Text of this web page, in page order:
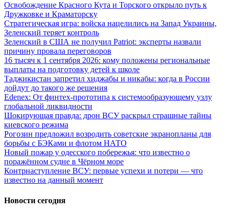
Освобождение Красного Кута и Торского открыло путь к
Дружковке и Краматорску
Стратегическая игра: войска нацелились на Запад Украины,
Зеленский теряет контроль
Зеленский в США не получил Patriot: эксперты назвали
причину провала переговоров
16 тысяч к 1 сентября 2026: кому положены региональные
выплаты на подготовку детей к школе
Таджикистан запретил хиджабы и никабы: когда в России
дойдут до такого же решения
Edenex: От финтех-прототипа к системообразующему узлу
глобальной ликвидности
Шокирующая правда: дрон ВСУ раскрыл страшные тайны
киевского режима
Рогозин предложил возродить советские экранопланы для
борьбы с БЭКами и флотом НАТО
Новый пожар у одесского побережья: что известно о
поражённом судне в Чёрном море
Контрнаступление ВСУ: первые успехи и потери — что
известно на данный момент
Новости сегодня